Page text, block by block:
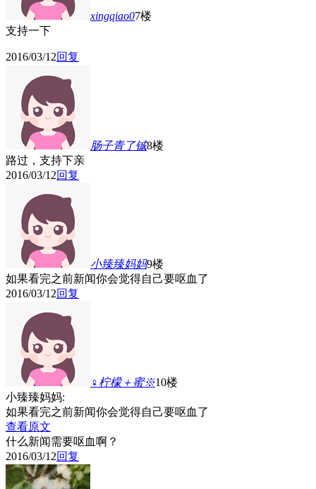
xingqiao07楼
支持一下
2016/03/12回复
肠子青了铖8楼
路过，支持下亲
2016/03/12回复
小臻臻妈妈9楼
如果看完之前新闻你会觉得自己要呕血了
2016/03/12回复
♀柠檬＋蜜※10楼
小臻臻妈妈:
如果看完之前新闻你会觉得自己要呕血了
查看原文
什么新闻需要呕血啊？
2016/03/12回复